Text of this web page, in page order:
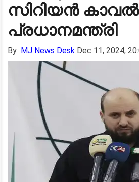
സിറിയന്‍ കാവല്‍
പ്രധാനമന്ത്രി
By MJ News Desk Dec 11, 2024,